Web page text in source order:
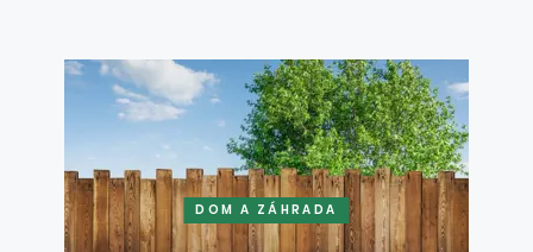
DOM A ZÁHRADA